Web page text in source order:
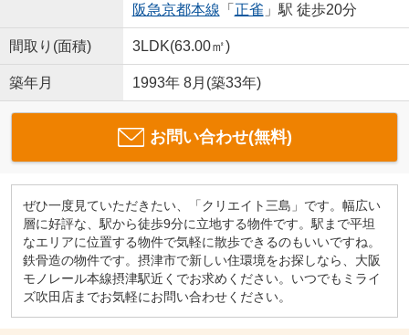
阪急京都本線 「 正雀 」駅 徒歩20分
間取り(面積) 3LDK(63.00㎡)
築年月 1993年 8月(築33年)
お問い合わせ(無料)
ぜひ一度見ていただきたい、「クリエイト三島」です。幅広い
層に好評な、駅から徒歩9分に立地する物件です。駅まで平坦
なエリアに位置する物件で気軽に散歩できるのもいいですね。
鉄骨造の物件です。摂津市で新しい住環境をお探しなら、大阪
モノレール本線摂津駅近くでお求めください。いつでもミライ
ズ吹田店までお気軽にお問い合わせください。